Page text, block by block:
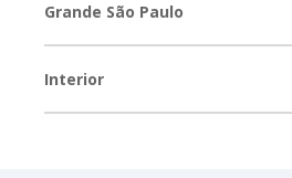
Grande São Paulo
Interior